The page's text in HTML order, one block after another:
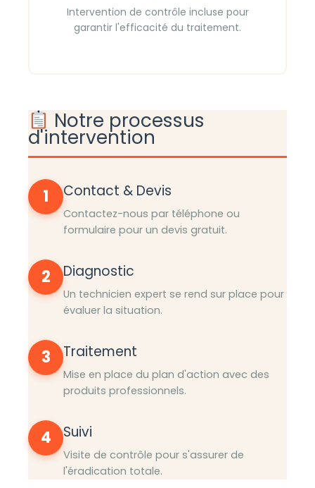
Intervention de contrôle incluse pour
garantir l'efficacité du traitement.
Notre processus
d'intervention
1 Contact & Devis
Contactez-nous par téléphone ou
formulaire pour un devis gratuit.
2 Diagnostic
Un technicien expert se rend sur place pour
évaluer la situation.
3 Traitement
Mise en place du plan d'action avec des
produits professionnels.
4 Suivi
Visite de contrôle pour s'assurer de
l'éradication totale.